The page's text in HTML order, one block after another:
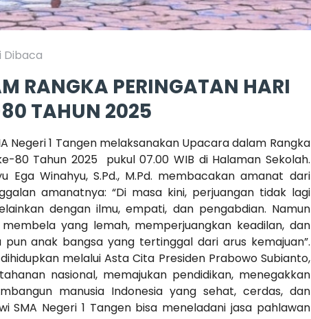
Dibaca
RANGKA PERINGATAN HARI
TAHUN 2025
Negeri 1 Tangen melaksanakan Upacara dalam Rangka
80 Tahun 2025 pukul 07.00 WIB di Halaman Sekolah.
Ega Winahyu, S.Pd., M.Pd. membacakan amanat dari
amanatnya: “Di masa kini, perjuangan tidak lagi
dengan ilmu, empati, dan pengabdian. Namun
yang lemah, memperjuangkan keadilan, dan
anak bangsa yang tertinggal dari arus kemajuan”.
melalui Asta Cita Presiden Prabowo Subianto,
nasional, memajukan pendidikan, menegakkan
manusia Indonesia yang sehat, cerdas, dan
SMA Negeri 1 Tangen bisa meneladani jasa pahlawan